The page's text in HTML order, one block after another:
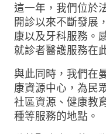
這一年，我們位於
開診以來不斷發展
康以及牙科服務。
就診者醫護服務在
與此同時，我們在
康資源中心，為民
社區資源、健康教
種等服務的地點。